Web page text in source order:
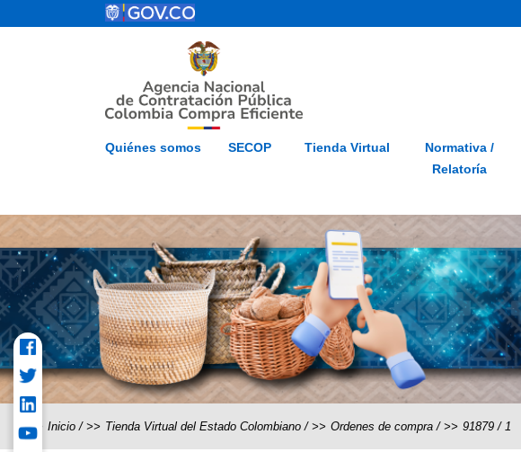
Pasar al contenido principal
Inicio Mapa del Sitio Glosario
Quiénes somos SECOP Tienda Virtual
Normativa /
Relatoría
Inicio / Tienda Virtual del Estado Colombiano / Ordenes de compra / 91879 / 1